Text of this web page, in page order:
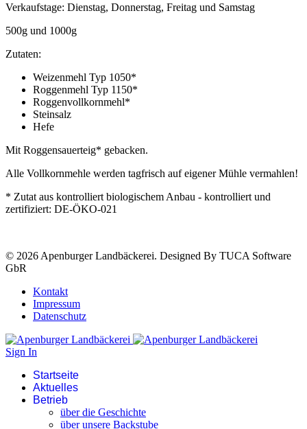
Verkaufstage: Dienstag, Donnerstag, Freitag und Samstag
500g und 1000g
Zutaten:
Weizenmehl Typ 1050*
Roggenmehl Typ 1150*
Roggenvollkornmehl*
Steinsalz
Hefe
Mit Roggensauerteig* gebacken.
Alle Vollkornmehle werden tagfrisch auf eigener Mühle vermahlen!
* Zutat aus kontrolliert biologischem Anbau - kontrolliert und
zertifiziert: DE-ÖKO-021
© 2026 Apenburger Landbäckerei. Designed By TUCA Software
GbR
Kontakt
Impressum
Datenschutz
Sign In
Startseite
Aktuelles
Betrieb
über die Geschichte
über unsere Backstube